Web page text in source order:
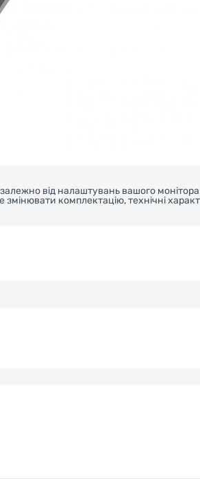
залежно від налаштувань вашого
комплектацію, технічні